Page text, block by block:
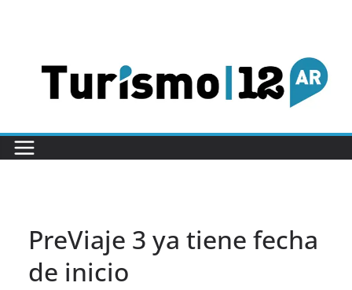
PreViaje 3 ya tiene fecha
de inicio